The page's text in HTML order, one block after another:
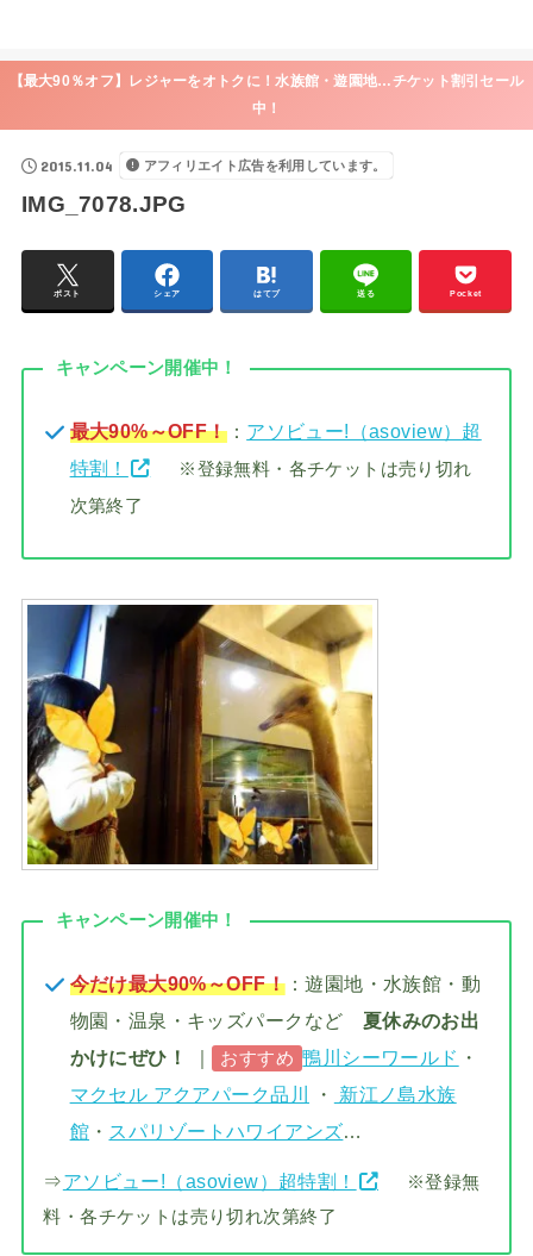
【最大90％オフ】レジャーをオトクに！水族館・遊園地…チケット割引セール
中！
2015.11.04 アフィリエイト広告を利用しています。
IMG_7078.JPG
ポスト シェア はてブ 送る Pocket
キャンペーン開催中！
最大90%～OFF！： アソビュー!（asoview）超
特割！
※登録無料・各チケットは売り切れ
次第終了
キャンペーン開催中！
今だけ最大90%～OFF！：遊園地・水族館・動
物園・温泉・キッズパークなど 夏休みのお出
かけにぜひ！
｜ おすすめ 鴨川シーワールド ・
マクセル アクアパーク品川
・
新江ノ島水族
館 ・ スパリゾートハワイアンズ…
⇒アソビュー!（asoview）超特割！
※登録無
料・各チケットは売り切れ次第終了